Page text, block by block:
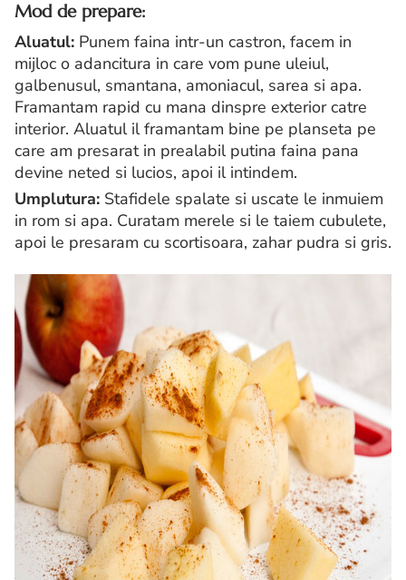
Mod de prepare:
Aluatul: Punem faina intr-un castron, facem in
mijloc o adancitura in care vom pune uleiul,
galbenusul, smantana, amoniacul, sarea si apa.
Framantam rapid cu mana dinspre exterior catre
interior. Aluatul il framantam bine pe planseta pe
care am presarat in prealabil putina faina pana
devine neted si lucios, apoi il intindem.
Umplutura: Stafidele spalate si uscate le inmuiem
in rom si apa. Curatam merele si le taiem cubulete,
apoi le presaram cu scortisoara, zahar pudra si gris.